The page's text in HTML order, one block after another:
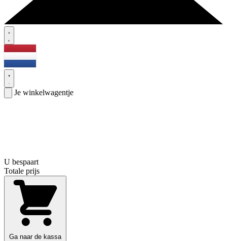
Je winkelwagentje
U bespaart
Totale prijs
Ga naar de kassa